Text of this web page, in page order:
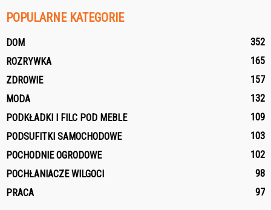
POPULARNE KATEGORIE
DOM
352
ROZRYWKA
165
ZDROWIE
157
MODA
132
PODKŁADKI I FILC POD MEBLE
109
PODSUFITKI SAMOCHODOWE
103
POCHODNIE OGRODOWE
102
POCHŁANIACZE WILGOCI
98
PRACA
97